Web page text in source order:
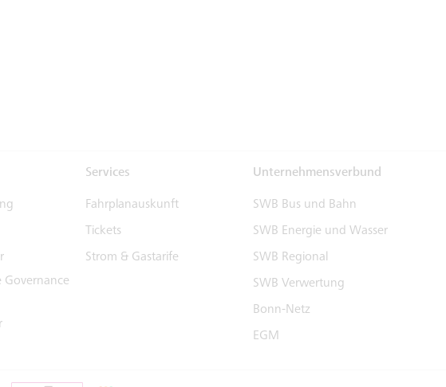
Governance
Services
Fahrplanauskunft
Tickets
Strom & Gastarife
Unternehmensverbund
SWB Bus und Bahn
SWB Energie und Wasser
SWB Regional
SWB Verwertung
Bonn-Netz
EGM